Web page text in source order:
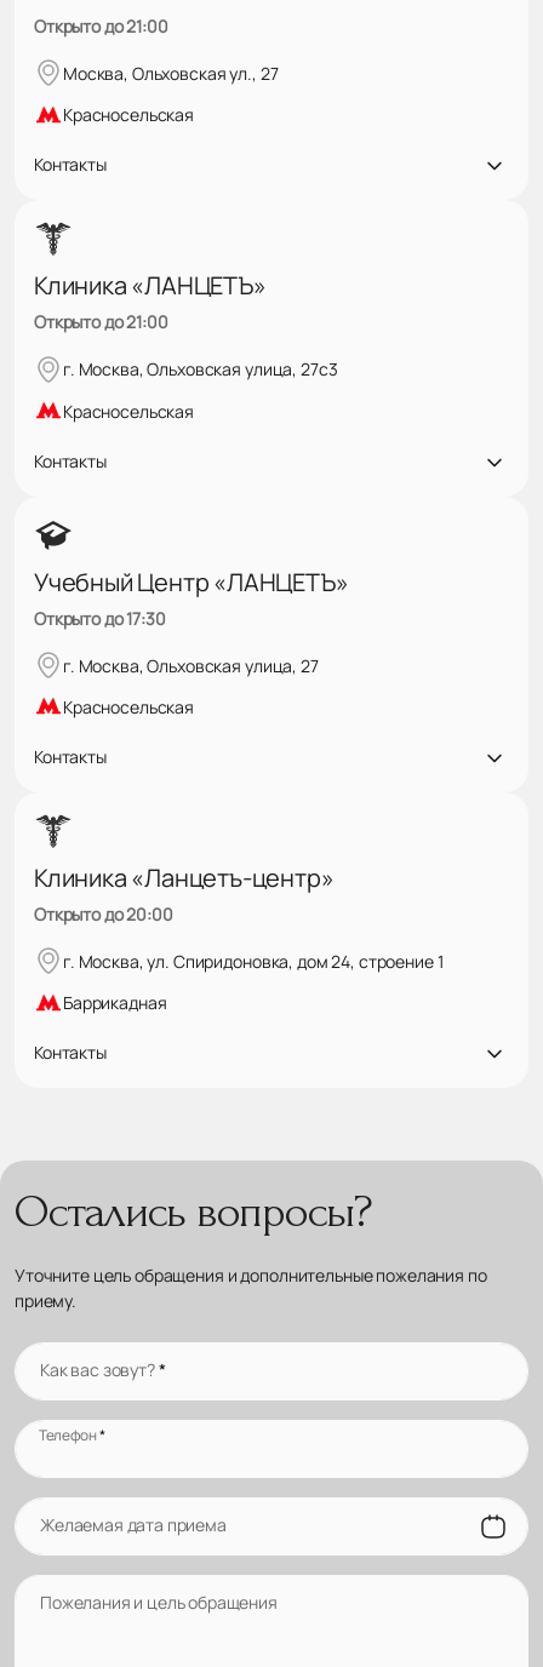
Открыто до 21:00
Москва, Ольховская ул., 27
Красносельская
Контакты
Клиника «ЛАНЦЕТЪ»
Открыто до 21:00
г. Москва, Ольховская улица, 27с3
Красносельская
Контакты
Учебный Центр «ЛАНЦЕТЪ»
Открыто до 17:30
г. Москва, Ольховская улица, 27
Красносельская
Контакты
Клиника «Ланцетъ-центр»
Открыто до 20:00
г. Москва, ул. Спиридоновка, дом 24, строение 1
Баррикадная
Контакты
Остались вопросы?
Уточните цель обращения и дополнительные пожелания по
приему.
Как вас зовут?*
Телефон*
Желаемая дата приема
Пожелания и цель обращения